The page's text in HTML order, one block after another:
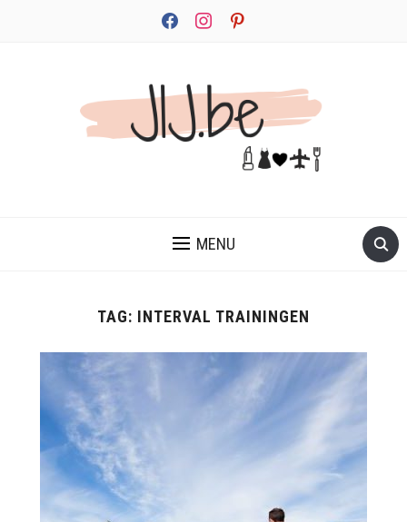
facebookinstagrampinterest
MENU
TAG: INTERVAL TRAININGEN